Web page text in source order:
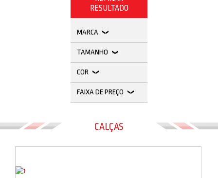
RESULTADO
MARCA
TAMANHO
COR
FAIXA DE PREÇO
CALÇAS